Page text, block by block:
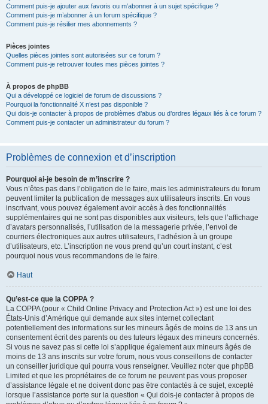
Comment puis-je ajouter aux favoris ou m’abonner à un sujet spécifique ?
Comment puis-je m’abonner à un forum spécifique ?
Comment puis-je résilier mes abonnements ?
Pièces jointes
Quelles pièces jointes sont autorisées sur ce forum ?
Comment puis-je retrouver toutes mes pièces jointes ?
À propos de phpBB
Qui a développé ce logiciel de forum de discussions ?
Pourquoi la fonctionnalité X n’est pas disponible ?
Qui dois-je contacter à propos de problèmes d’abus ou d’ordres légaux liés à ce forum ?
Comment puis-je contacter un administrateur du forum ?
Problèmes de connexion et d’inscription
Pourquoi ai-je besoin de m’inscrire ?
Vous n’êtes pas dans l’obligation de le faire, mais les administrateurs du forum
peuvent limiter la publication de messages aux utilisateurs inscrits. En vous
inscrivant, vous pouvez également avoir accès à des fonctionnalités
supplémentaires qui ne sont pas disponibles aux visiteurs, tels que l’affichage
d’avatars personnalisés, l’utilisation de la messagerie privée, l’envoi de
courriers électroniques aux autres utilisateurs, l’adhésion à un groupe
d’utilisateurs, etc. L’inscription ne vous prend qu’un court instant, c’est
pourquoi nous vous recommandons de le faire.
Haut
Qu’est-ce que la COPPA ?
La COPPA (pour « Child Online Privacy and Protection Act ») est une loi des
États-Unis d’Amérique qui demande aux sites internet collectant
potentiellement des informations sur les mineurs âgés de moins de 13 ans un
consentement écrit des parents ou des tuteurs légaux des mineurs concernés.
Si vous ne savez pas si cette loi s’applique également aux mineurs âgés de
moins de 13 ans inscrits sur votre forum, nous vous conseillons de contacter
un conseiller juridique qui pourra vous renseigner. Veuillez noter que phpBB
Limited et que les propriétaires de ce forum ne peuvent pas vous proposer
d’assistance légale et ne doivent donc pas être contactés à ce sujet, excepté
lorsque l’assistance porte sur la question « Qui dois-je contacter à propos de